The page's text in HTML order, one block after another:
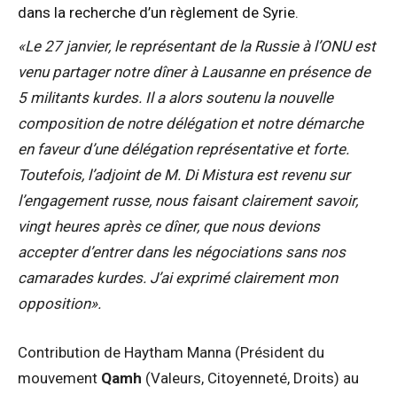
dans la recherche d’un règlement de Syrie.
«Le 27 janvier, le représentant de la Russie à l’ONU est
venu partager notre dîner à Lausanne en présence de
5 militants kurdes. Il a alors soutenu la nouvelle
composition de notre délégation et notre démarche
en faveur d’une délégation représentative et forte.
Toutefois, l’adjoint de M. Di Mistura est revenu sur
l’engagement russe, nous faisant clairement savoir,
vingt heures après ce dîner, que nous devions
accepter d’entrer dans les négociations sans nos
camarades kurdes. J’ai exprimé clairement mon
opposition».
Contribution de Haytham Manna (Président du
mouvement Qamh (Valeurs, Citoyenneté, Droits) au